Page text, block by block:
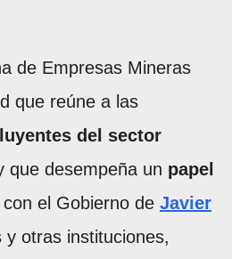
de Empresas Mineras
que reúne a las
del sector
que desempeña un papel
el Gobierno de Javier
y otras instituciones,